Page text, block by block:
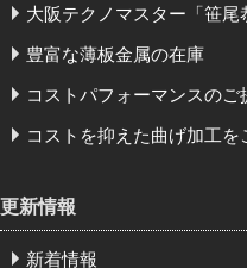
大阪テクノマスター「笹尾
豊富な薄板金属の在庫
コストパフォーマンスのご
コストを抑えた曲げ加工を
更新情報
新着情報